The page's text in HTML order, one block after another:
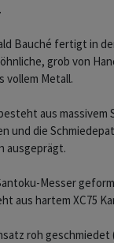
Bauché fertigt in
grob von
vollem Metall.
aus massivem
und die
ausgeprägt.
Messer
aus hartem XC75
roh